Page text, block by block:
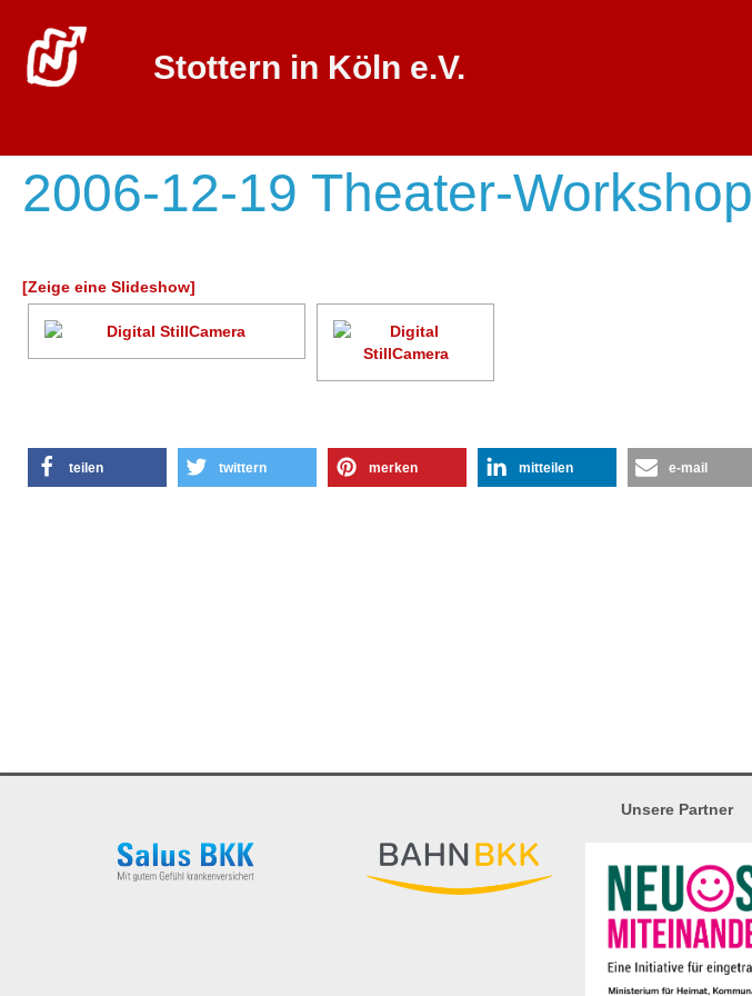
Stottern in Köln e.V.
2006-12-19 Theater-Workshop
[Zeige eine Slideshow]
teilen twittern merken mitteilen e-mail
Unsere Partner